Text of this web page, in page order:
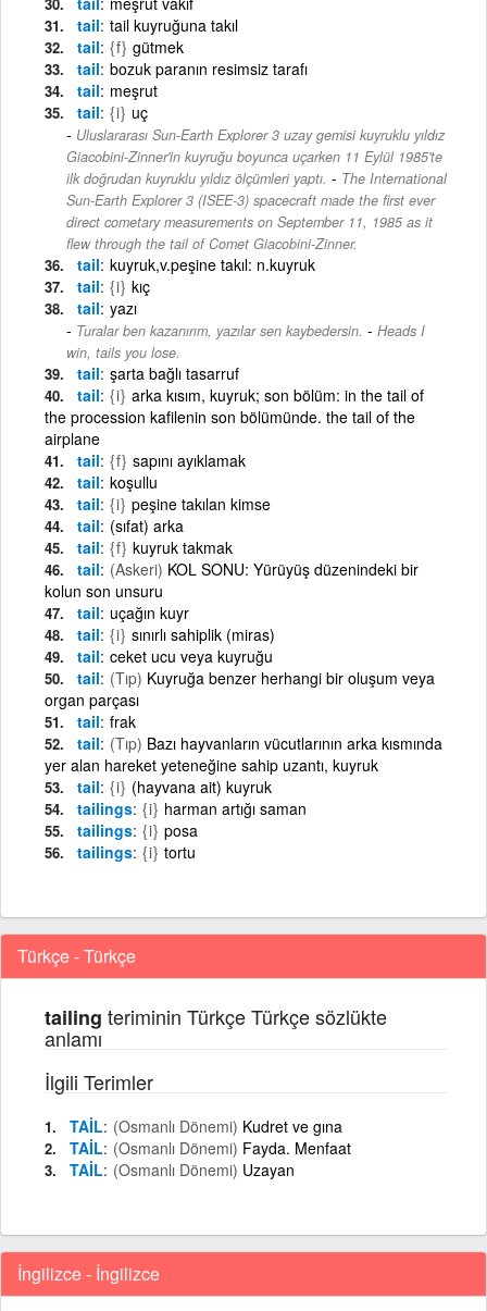
tail tail kuyruğuna takıl
tail {f} gütmek
tail bozuk paranın resimsiz tarafı
tail meşrut
tail {i} uç
Uluslararası Sun-Earth Explorer 3 uzay gemisi kuyruklu yıldız
Giacobini-Zinner'in kuyruğu boyunca uçarken 11 Eylül 1985'te
ilk doğrudan kuyruklu yıldız ölçümleri yaptı. - The International
Sun-Earth Explorer 3 (ISEE-3) spacecraft made the first ever
direct cometary measurements on September 11, 1985 as it
flew through the tail of Comet Giacobini-Zinner.
tail kuyruk,v.peşine takıl: n.kuyruk
tail {i} kıç
tail yazı
Turalar ben kazanırım, yazılar sen kaybedersin. - Heads I
win, tails you lose.
tail şarta bağlı tasarruf
tail {i} arka kısım, kuyruk; son bölüm: in the tail of
the procession kafilenin son bölümünde. the tail of the
airplane
tail {f} sapını ayıklamak
tail koşullu
tail {i} peşine takılan kimse
tail (sıfat) arka
tail {f} kuyruk takmak
tail (Askeri) KOL SONU: Yürüyüş düzenindeki bir
kolun son unsuru
tail uçağın kuyr
tail {i} sınırlı sahiplik (miras)
tail ceket ucu veya kuyruğu
tail (Tıp) Kuyruğa benzer herhangi bir oluşum veya
organ parçası
tail frak
tail (Tıp) Bazı hayvanların vücutlarının arka kısmında
yer alan hareket yeteneğine sahip uzantı, kuyruk
tail {i} (hayvana ait) kuyruk
tailings {i} harman artığı saman
tailings {i} posa
tailings {i} tortu
Türkçe - Türkçe
tailing teriminin Türkçe Türkçe sözlükte
anlamı
İlgili Terimler
TAİL (Osmanlı Dönemi) Kudret ve gına
TAİL (Osmanlı Dönemi) Fayda. Menfaat
TAİL (Osmanlı Dönemi) Uzayan
İngilizce - İngilizce